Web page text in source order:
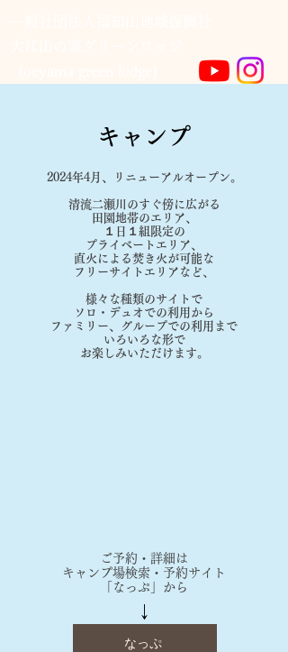
キャンプ
2024年4月、リニューアルオープン。
清流二瀬川のすぐ傍に広がる
田園地帯のエリア、
１日１組限定の
プライベートエリア、
直火による焚き火が可能な
フリーサイトエリアなど、
様々な種類のサイトで
ソロ・デュオでの利用から
ファミリー、グループでの利用まで
いろいろな形で
お楽しみいただけます。
​ご予約・詳細は
​キャンプ場検索・予約サイト
「なっぷ」から
↓
なっぷ